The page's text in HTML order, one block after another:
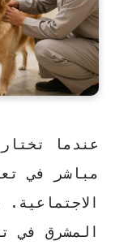
عندما
مباشر في
المشرق في